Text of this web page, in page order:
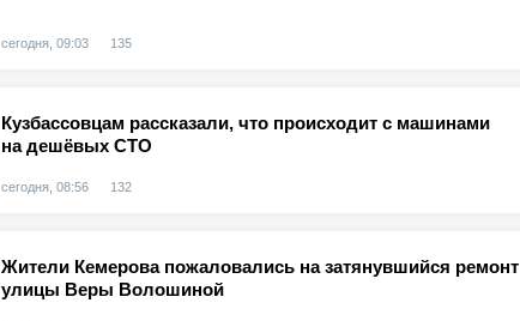
сегодня, 09:03 135
Кузбассовцам рассказали, что происходит с машинами
на дешёвых СТО
сегодня, 08:56 132
Жители Кемерова пожаловались на затянувшийся ремонт
улицы Веры Волошиной